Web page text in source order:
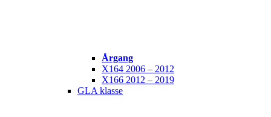
Årgang
X164 2006 – 2012
X166 2012 – 2019
GLA klasse